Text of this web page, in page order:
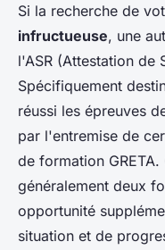
Si la recherche de
infructueuse, une
l'ASR (Attestation de
Spécifiquement
réussi les épreuves
par l'entremise de
de formation
généralement deux
opportunité
situation et de